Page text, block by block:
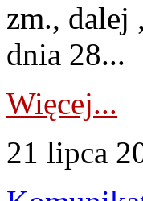
zm., dalej
dnia 28...
Więcej...
21 lipca